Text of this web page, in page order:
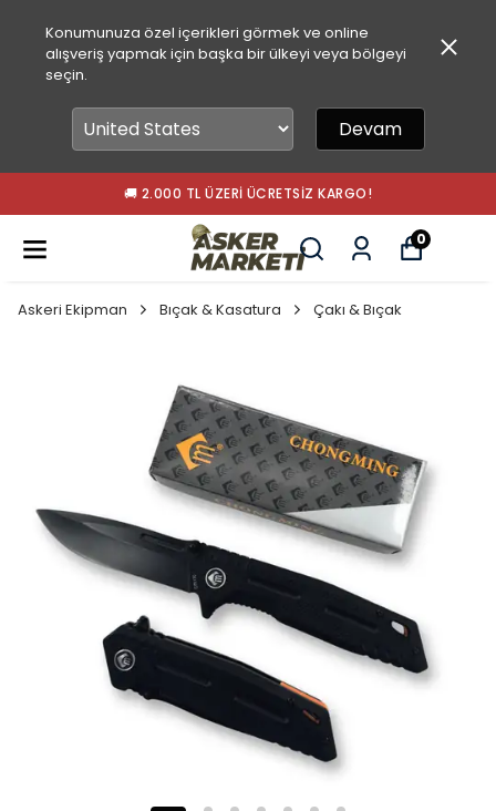
Konumunuza özel içerikleri görmek ve online
alışveriş yapmak için başka bir ülkeyi veya bölgeyi
seçin.
Devam
🚚 2.000 TL ÜZERI ÜCRETSIZ KARGO!
0
Askeri Ekipman Bıçak & Kasatura Çakı & Bıçak